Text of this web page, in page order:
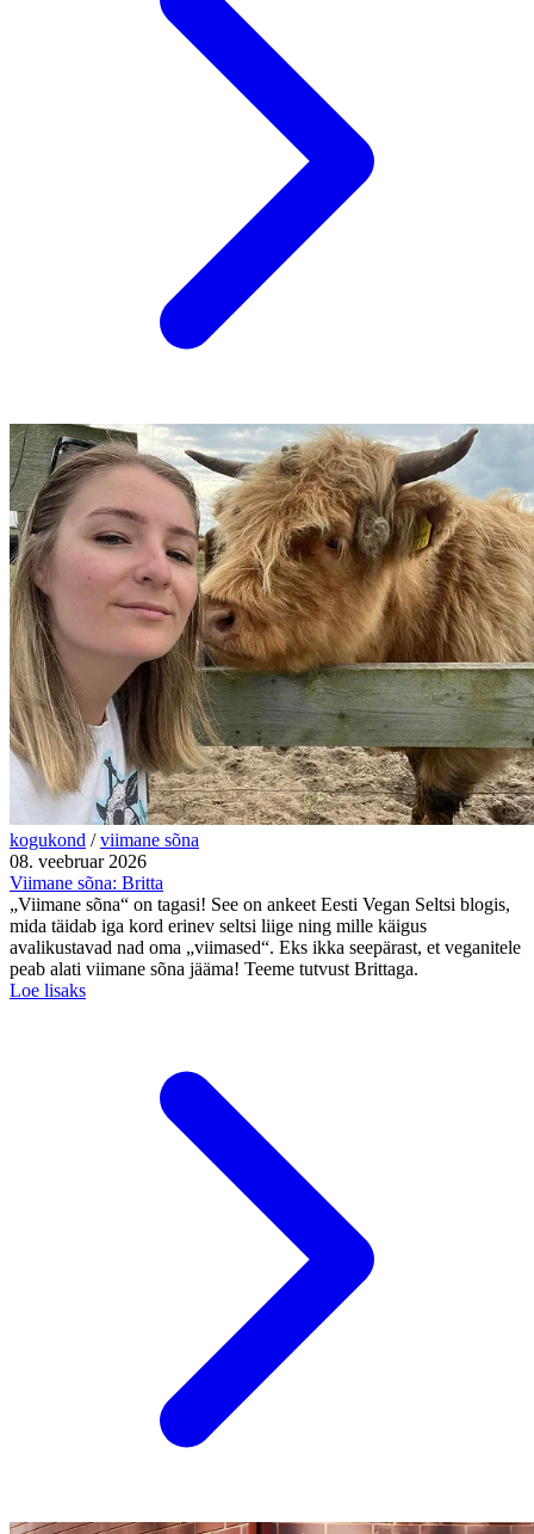
kogukond / viimane sõna
08. veebruar 2026
Viimane sõna: Britta
„Viimane sõna“ on tagasi! See on ankeet Eesti Vegan Seltsi blogis,
mida täidab iga kord erinev seltsi liige ning mille käigus
avalikustavad nad oma „viimased“. Eks ikka seepärast, et veganitele
peab alati viimane sõna jääma! Teeme tutvust Brittaga.
Loe lisaks